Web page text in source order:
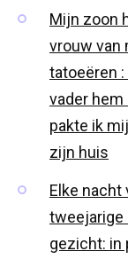
Mijn zoon
vrouw van
tatoeëren
vader hem
pakte ik
zijn huis
Elke nacht
tweejarige
gezicht: in